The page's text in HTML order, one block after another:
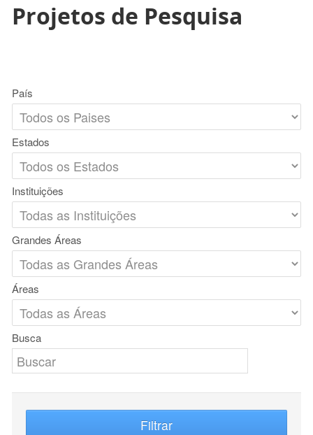
Projetos de Pesquisa
País
Estados
Instituições
Grandes Áreas
Áreas
Busca
Filtrar